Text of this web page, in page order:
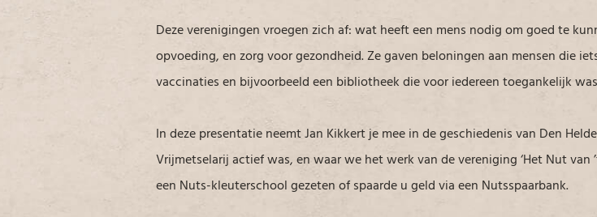
Deze verenigingen vroegen zich af: wat heeft een mens nodig om goed te
opvoeding, en zorg voor gezondheid. Ze gaven beloningen aan mensen die
vaccinaties en bijvoorbeeld een bibliotheek die voor iedereen toegankelijk
In deze presentatie neemt Jan Kikkert je mee in de geschiedenis van Den
Vrijmetselarij actief was, en waar we het werk van de vereniging ‘Het Nut
een Nuts-kleuterschool gezeten of spaarde u geld via een Nutsspaarbank.